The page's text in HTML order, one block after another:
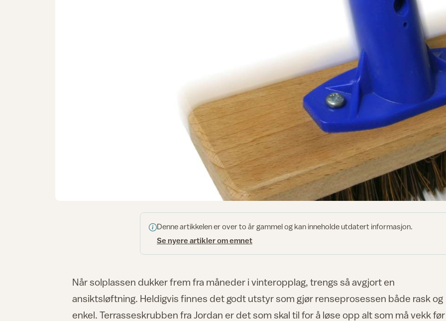
Denne artikkelen er over to år gammel og kan inneholde utdatert informasjon.
Se nyere artikler om emnet
Når solplassen dukker frem fra måneder i vinteropplag, trengs så avgjort en
ansiktsløftning. Heldigvis finnes det godt utstyr som gjør renseprosessen både rask og
enkel. Terrasseskrubben fra Jordan er det som skal til for å løse opp alt som må vekk